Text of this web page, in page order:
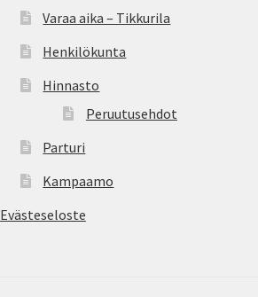
Varaa aika – Tikkurila
Henkilökunta
Hinnasto
Peruutusehdot
Parturi
Kampaamo
Evästeseloste